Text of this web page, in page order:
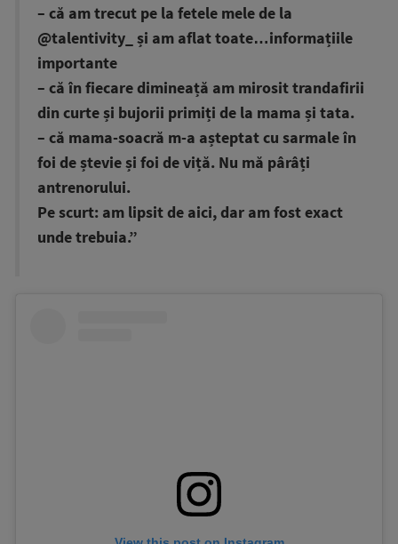
– că am trecut pe la fetele mele de la
@talentivity_ și am aflat toate…informațiile
importante
– că în fiecare dimineață am mirosit trandafirii
din curte și bujorii primiți de la mama și tata.
– că mama-soacră m-a așteptat cu sarmale în
foi de ștevie și foi de viță. Nu mă pârâți
antrenorului.
Pe scurt: am lipsit de aici, dar am fost exact
unde trebuia.”